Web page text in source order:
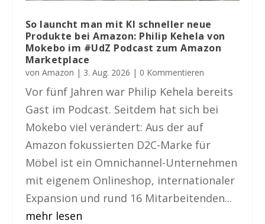
So launcht man mit KI schneller neue
Produkte bei Amazon: Philip Kehela von
Mokebo im #UdZ Podcast zum Amazon
Marketplace
von Amazon | 3. Aug. 2026 | 0 Kommentieren
Vor fünf Jahren war Philip Kehela bereits
Gast im Podcast. Seitdem hat sich bei
Mokebo viel verändert: Aus der auf
Amazon fokussierten D2C-Marke für
Möbel ist ein Omnichannel-Unternehmen
mit eigenem Onlineshop, internationaler
Expansion und rund 16 Mitarbeitenden...
mehr lesen